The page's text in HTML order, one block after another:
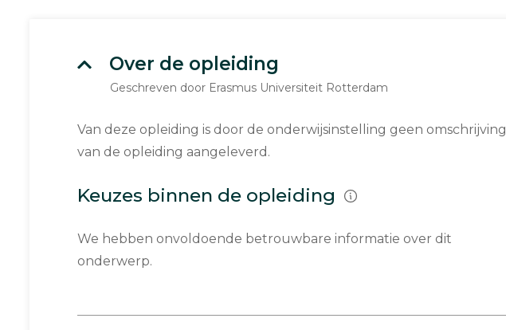
Over de opleiding
Geschreven door Erasmus Universiteit Rotterdam
Van deze opleiding is door de onderwijsinstelling geen omschrijving
van de opleiding aangeleverd.
Keuzes binnen de opleiding
We hebben onvoldoende betrouwbare informatie over dit
onderwerp.